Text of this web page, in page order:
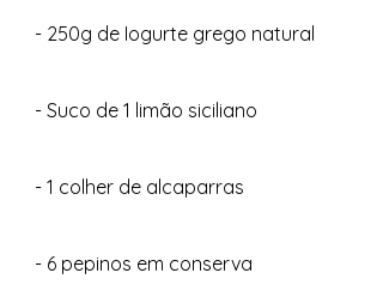
- 250g de Iogurte grego natural
- Suco de 1 limão siciliano
- 1 colher de alcaparras
- 6 pepinos em conserva